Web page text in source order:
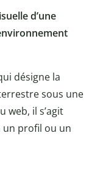
d’une
désigne la
sous une
web, il s’agit
un profil ou un